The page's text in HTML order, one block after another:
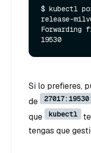
$ kubectl
release-
Forwarding
Si lo prefieres,
de
27017:19530
que
kubectl
tengas que